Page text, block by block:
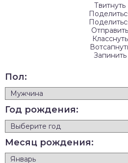
Твитнуть
Отправить
Класснуть
Запинить
Пол:
Год рождения:
Месяц рождения: